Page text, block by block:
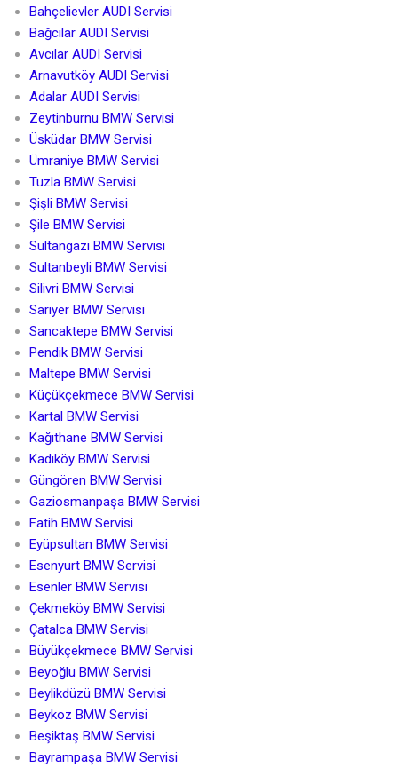
Bahçelievler AUDI Servisi
Bağcılar AUDI Servisi
Avcılar AUDI Servisi
Arnavutköy AUDI Servisi
Adalar AUDI Servisi
Zeytinburnu BMW Servisi
Üsküdar BMW Servisi
Ümraniye BMW Servisi
Tuzla BMW Servisi
Şişli BMW Servisi
Şile BMW Servisi
Sultangazi BMW Servisi
Sultanbeyli BMW Servisi
Silivri BMW Servisi
Sarıyer BMW Servisi
Sancaktepe BMW Servisi
Pendik BMW Servisi
Maltepe BMW Servisi
Küçükçekmece BMW Servisi
Kartal BMW Servisi
Kağıthane BMW Servisi
Kadıköy BMW Servisi
Güngören BMW Servisi
Gaziosmanpaşa BMW Servisi
Fatih BMW Servisi
Eyüpsultan BMW Servisi
Esenyurt BMW Servisi
Esenler BMW Servisi
Çekmeköy BMW Servisi
Çatalca BMW Servisi
Büyükçekmece BMW Servisi
Beyoğlu BMW Servisi
Beylikdüzü BMW Servisi
Beykoz BMW Servisi
Beşiktaş BMW Servisi
Bayrampaşa BMW Servisi